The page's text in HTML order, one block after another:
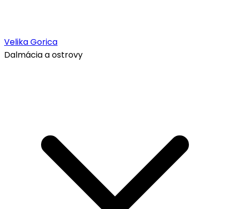
Velika Gorica
Dalmácia a ostrovy